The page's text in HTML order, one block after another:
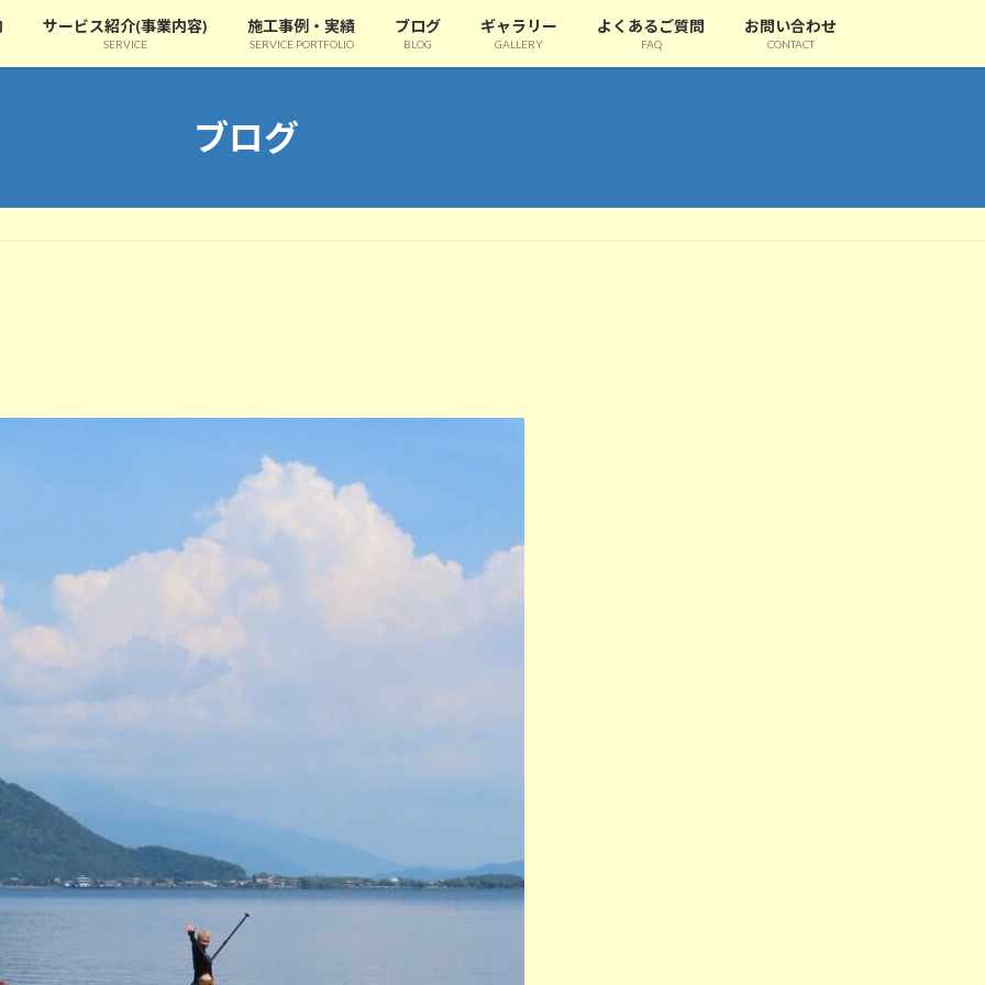
サービス紹介(事業内容)
SERVICE
施工事例・実績
SERVICE PORTFOLIO
ブログ
BLOG
ギャラリー
GALLERY
よくあるご質問
FAQ
お問い合わせ
CONTACT
ブログ